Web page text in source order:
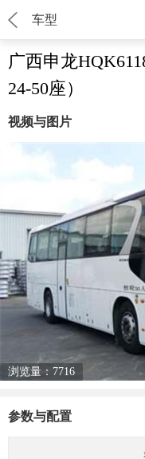
车型
广西申龙
24-50座）
视频与图片
浏览量：7716
参数与配置